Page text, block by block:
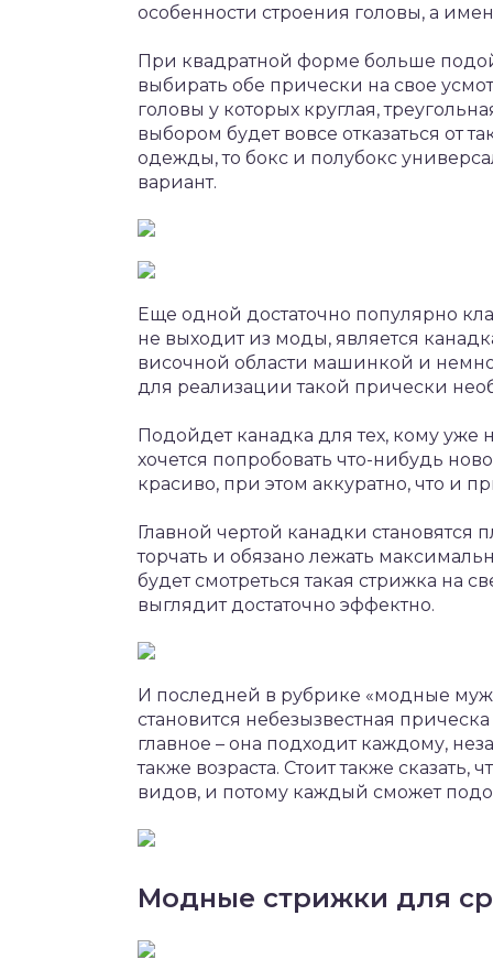
особенности строения головы, а
При квадратной форме больше
выбирать обе прически на свое
головы у которых круглая,
выбором будет вовсе отказаться от
одежды, то бокс и полубокс
вариант.
Еще одной достаточно популярно
не выходит из моды, является
височной области машинкой и
для реализации такой прически
Подойдет канадка для тех, кому уже
хочется попробовать что-нибудь
красиво, при этом аккуратно, что и
Главной чертой канадки
торчать и обязано лежать
будет смотреться такая стрижка на
выглядит достаточно эффектно.
И последней в рубрике «модные
становится небезызвестная
главное – она подходит каждому,
также возраста. Стоит также
видов, и потому каждый сможет
Модные стрижки для